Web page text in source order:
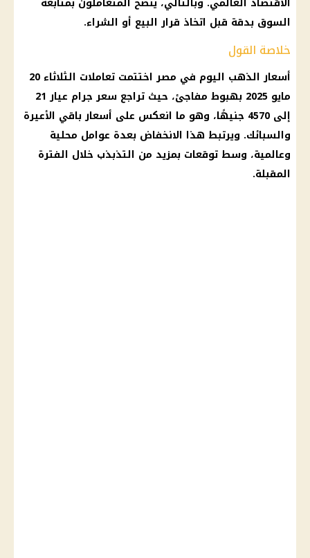
السوق بدقة قبل اتخاذ قرارالبيع أو الشراء.
خلاصة القول
أسعار الذهب اليوم في مصراختتمت تعاملات الثلاثاء 20
مايو 2025
بهبوط مفاجئ، حيث تراجع سعر جرام عيار 21
إلى 4570 جنيهًا، وهو ما انعكس على
أسعارباقي الأعيرة
والسبائك. ويرتبط هذا الانخفاض بعدة عوامل محلية
وعالمية، وسط توقعات بمزيد من التذبذب خلال الفترة
المقبلة.